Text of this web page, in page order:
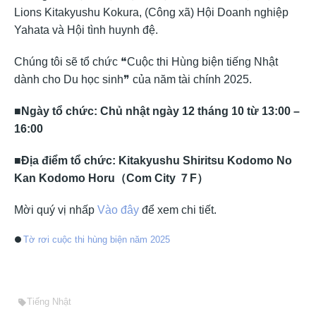
Lions Kitakyushu Kokura, (Công xã) Hội Doanh nghiệp
Yahata và Hội tình huynh đệ.
Chúng tôi sẽ tổ chức ❝Cuộc thi Hùng biện tiếng Nhật
dành cho Du học sinh❞ của năm tài chính 2025.
■ Ngày tổ chức: Chủ nhật ngày 12 tháng 10 từ 13:00 –
16:00
■Địa điểm tổ chức: Kitakyushu Shiritsu Kodomo No
Kan Kodomo Horu（Com City ７F）
Mời quý vị nhấp Vào đây để xem chi tiết.
Tờ rơi cuộc thi hùng biện năm 2025
sellTiếng Nhật